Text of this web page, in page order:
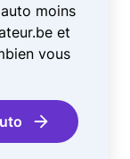
moins
et
vous